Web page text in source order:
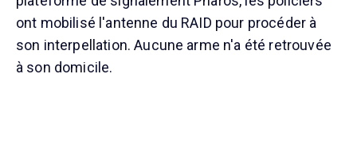
ont mobilisé l'antenne du RAID pour procéder à
son interpellation. Aucune arme n'a été retrouvée
à son domicile.